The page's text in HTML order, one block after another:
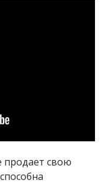
продает свою